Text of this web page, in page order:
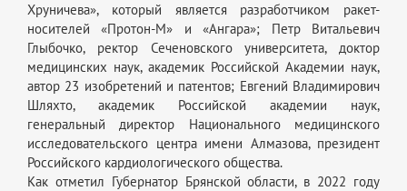
Хруничева», который является разработчиком ракет-
носителей «Протон-М» и «Ангара»; Петр Витальевич
Глыбочко, ректор Сеченовского университета, доктор
медицинских наук, академик Российской Академии наук,
автор 23 изобретений и патентов; Евгений Владимирович
Шляхто, академик Российской академии наук,
генеральный директор Национального медицинского
исследовательского центра имени Алмазова, президент
Российского кардиологического общества.
Как отметил Губернатор Брянской области, в 2022 году